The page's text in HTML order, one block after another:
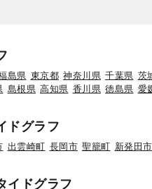
島県 東京都 神奈川県 千葉県 茨
島根県 高知県 香川県 徳島県 愛
ドグラフ
出雲崎町 長岡市 聖籠町 新発田市
イドグラフ